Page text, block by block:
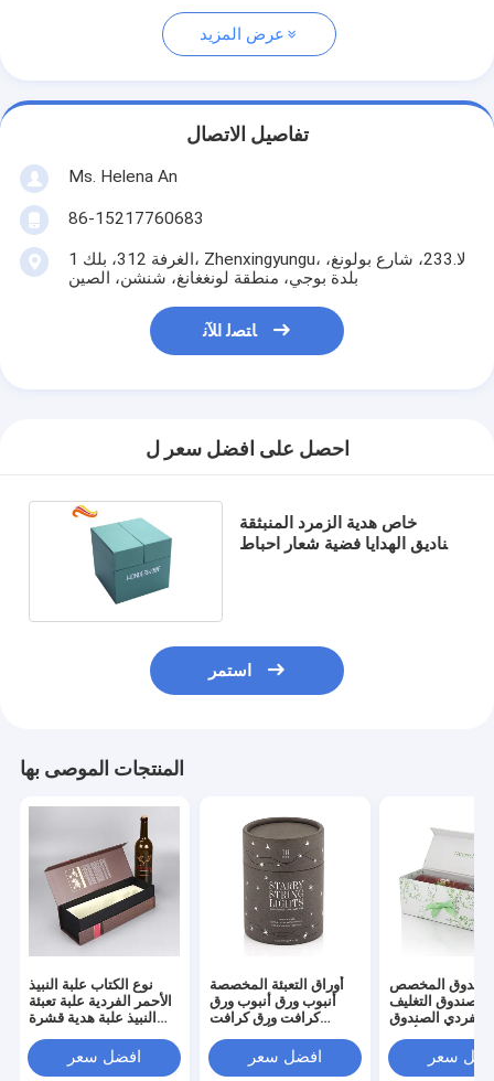
عرض المزيد
تفاصيل الاتصال
Ms. Helena An
86-15217760683
الغرفة 312، بلك 1، Zhenxingyungu، لا.233، شارع بولونغ،
بلدة بوجي، منطقة لونغغانغ، شنشن، الصين
ﺎﺘﺼﻟ ﺍﻶﻧ
احصل على افضل سعر ل
خاص هدية الزمرد المنبثقة
صناديق الهدايا فضية شعار احباط
استمر
المنتجات الموصى بها
نوع الكتاب علبة النبيذ
الأحمر الفردية علبة تعبئة
النبيذ علبة هدية قشرة
الرمادي افضل سعر
أوراق التعبئة المخصصة
أنبوب ورق أنبوب ورق
كرافت ورق كرافت
جميلة ملصق التعبئة
الأوراق أنبوب
افضل سعر
المخصص
الصندوق التغليف
الفردي الصندوق
الصندوق الورقي
سعر